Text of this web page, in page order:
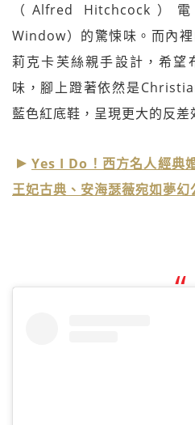
（Alfred Hitchcock）
Window）的驚悚味。而內
莉克卡芙絲親手設計，希望
味，腳上蹬著依然是
藍色紅底鞋，呈現更大的反差
Yes I Do！西方名人經典
王妃古典、安海瑟薇宛如夢幻